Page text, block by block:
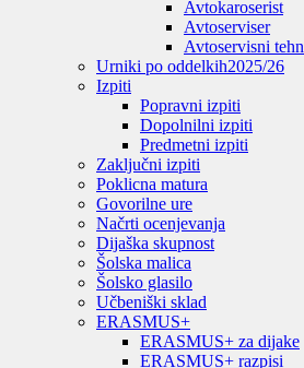
Avtokaroserist
Avtoserviser
Avtoservisni
Urniki po oddelkih2025/26
Izpiti
Popravni izpiti
Dopolnilni izpiti
Predmetni izpiti
Zaključni izpiti
Poklicna matura
Govorilne ure
Načrti ocenjevanja
Dijaška skupnost
Šolska malica
Šolsko glasilo
Učbeniški sklad
ERASMUS+
ERASMUS+ za dijake
ERASMUS+ razpisi